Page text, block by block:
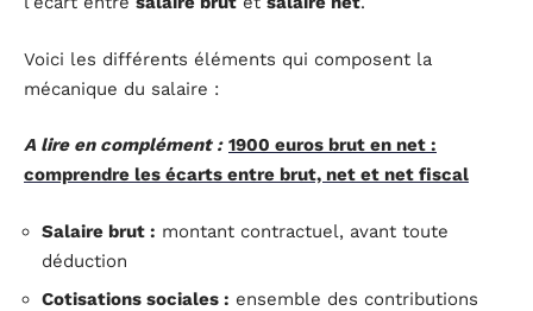
Voici les différents éléments qui composent la
mécanique du salaire :
A lire en complément : 1900 euros brut en net :
comprendre les écarts entre brut, net et net fiscal
Salaire brut : montant contractuel, avant toute
déduction
Cotisations sociales : ensemble des contributions